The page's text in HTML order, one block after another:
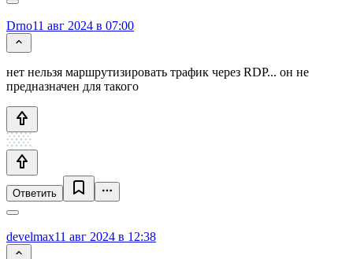
Drno11 авг 2024 в 07:00
нет нельзя маршрутизировать трафик через RDP... он не
предназначен для такого
Ответить
develmax11 авг 2024 в 12:38